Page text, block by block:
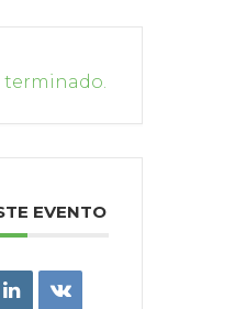
terminado.
EVENTO